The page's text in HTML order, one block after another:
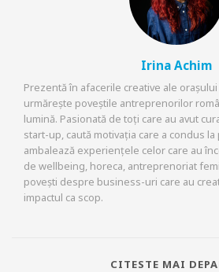
Irina Achim
Prezentă în afacerile creative ale
urmărește poveștile antreprenorilor
lumină. Pasionată de toți care au avut
start-up, caută motivația care a condus
ambalează experiențele celor care au
de wellbeing, horeca, antreprenoriat
povești despre business-uri care au
impactul ca scop.
CITESTE MAI